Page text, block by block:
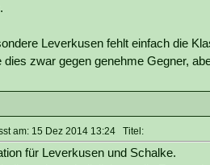
Leverkusen fehlt einfach die
dies zwar gegen genehme Gegner,
am: 15 Dez 2014 13:24 Titel:
für Leverkusen und Schalke.